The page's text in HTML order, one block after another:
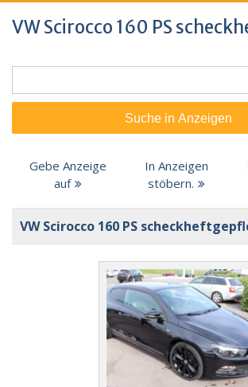
VW Scirocco 160 PS
nach:
Gebe Anzeige
auf
In Anzeigen
stöbern.
VW Scirocco 160 PS